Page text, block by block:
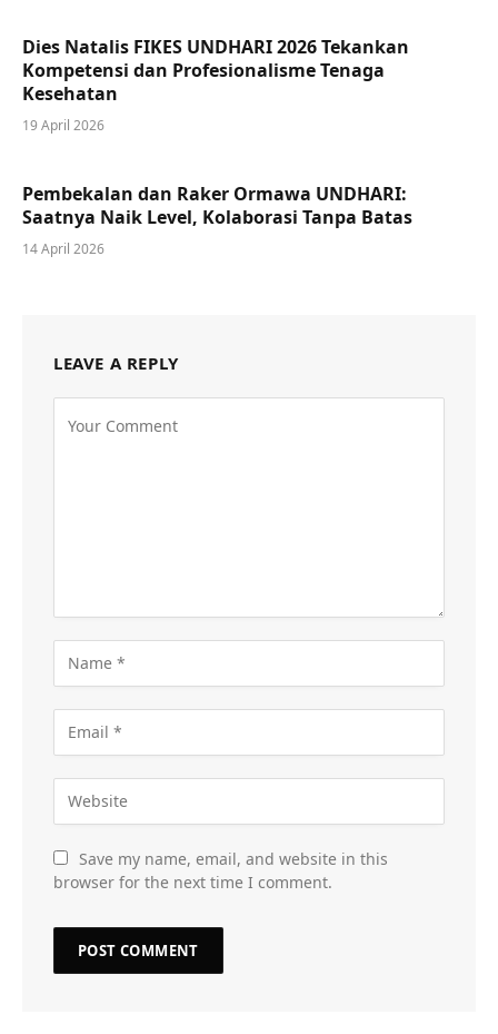
Dies Natalis FIKES UNDHARI 2026 Tekankan
Kompetensi dan Profesionalisme Tenaga
Kesehatan
19 April 2026
Pembekalan dan Raker Ormawa UNDHARI:
Saatnya Naik Level, Kolaborasi Tanpa Batas
14 April 2026
LEAVE A REPLY
Save my name, email, and website in this
browser for the next time I comment.